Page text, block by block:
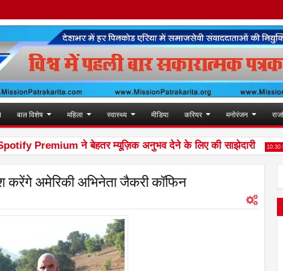
बाल विशेष महिला स्वास्थ्य मीडिया करियर मनोरंजन
Premium ने बेहतर म्यूज़िक अनुभव देने के लिए की साझेदारी 10:30 PM
करेंगे अमेरिकी अभिनेता जैकरी कॉफिन